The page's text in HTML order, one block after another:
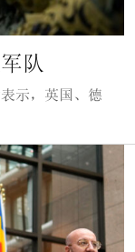
队
示，英国、德